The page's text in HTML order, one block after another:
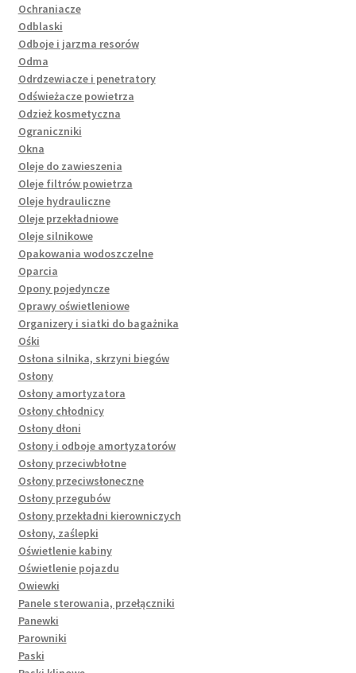
Ochraniacze
Odblaski
Odboje i jarzma resorów
Odma
Odrdzewiacze i penetratory
Odświeżacze powietrza
Odzież kosmetyczna
Ograniczniki
Okna
Oleje do zawieszenia
Oleje filtrów powietrza
Oleje hydrauliczne
Oleje przekładniowe
Oleje silnikowe
Opakowania wodoszczelne
Oparcia
Opony pojedyncze
Oprawy oświetleniowe
Organizery i siatki do bagażnika
Ośki
Osłona silnika, skrzyni biegów
Osłony
Osłony amortyzatora
Osłony chłodnicy
Osłony dłoni
Osłony i odboje amortyzatorów
Osłony przeciwbłotne
Osłony przeciwsłoneczne
Osłony przegubów
Osłony przekładni kierowniczych
Osłony, zaślepki
Oświetlenie kabiny
Oświetlenie pojazdu
Owiewki
Panele sterowania, przełączniki
Panewki
Parowniki
Paski